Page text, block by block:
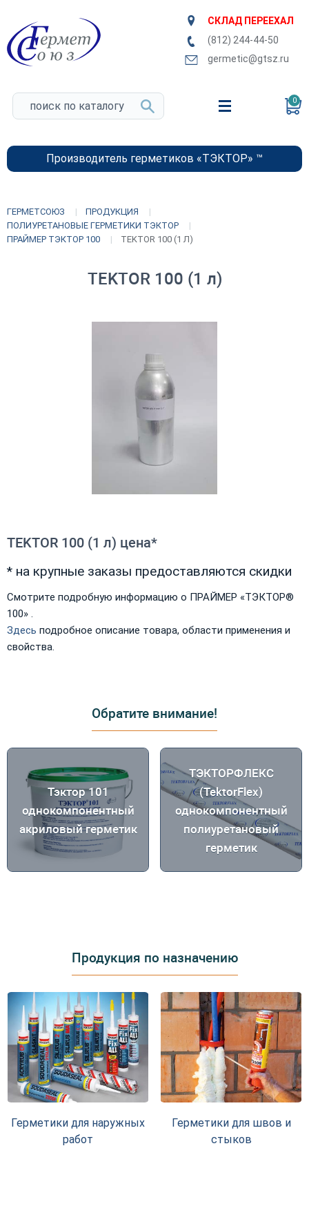
СКЛАД ПЕРЕЕХАЛ
(812) 244-44-50
germetic@gtsz.ru
0
Производитель герметиков «ТЭКТОР» ™
ГЕРМЕТСОЮЗ
ПРОДУКЦИЯ
ПОЛИУРЕТАНОВЫЕ ГЕРМЕТИКИ ТЭКТОР
ПРАЙМЕР ТЭКТОР 100
TEKTOR 100 (1 Л)
TEKTOR 100 (1 л)
TEKTOR 100 (1 л) цена*
* на крупные заказы предоставляются скидки
Смотрите подробную информацию о ПРАЙМЕР «ТЭКТОР®
100» .
Здесь подробное описание товара, области применения и
свойства.
Обратите внимание!
Тэктор 101
однокомпонентный
акриловый герметик
ТЭКТОРФЛЕКС
(TektorFlex)
однокомпонентный
полиуретановый
герметик
Продукция по назначению
Герметики для наружных
работ
Герметики для швов и
стыков